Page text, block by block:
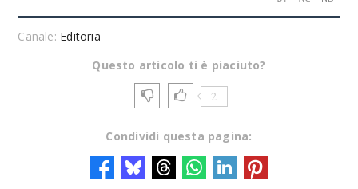
Canale: Editoria
Questo articolo ti è piaciuto?
2
Condividi questa pagina: